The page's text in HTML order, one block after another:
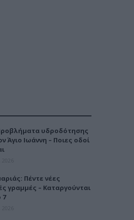
υδροδότησης
Άγιο Ιωάννη – Ποιες οδοί
Πέντε νέες
γραμμές – Καταργούνται
7